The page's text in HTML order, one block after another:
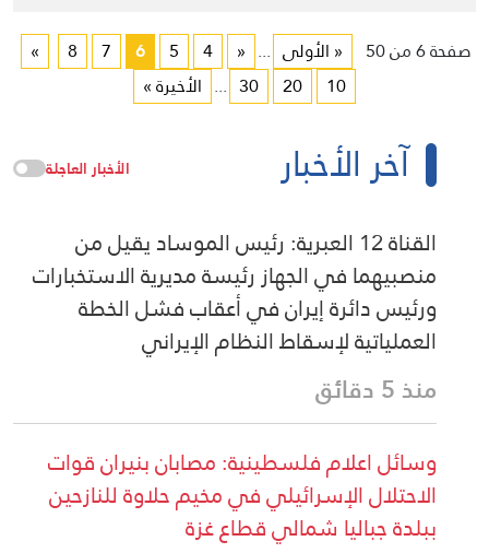
صفحة 6 من 50 « الأولى ...
«
4
5
6
7
8
»
10
20
30
... الأخيرة »
آخر الأخبار الأخبار العاجلة
القناة 12 العبرية: رئيس الموساد يقيل من
منصبيهما في الجهاز رئيسة مديرية الاستخبارات
ورئيس دائرة إيران في أعقاب فشل الخطة
العملياتية لإسقاط النظام الإيراني
منذ 5 دقائق
وسائل اعلام فلسطينية: مصابان بنيران قوات
الاحتلال الإسرائيلي في مخيم حلاوة للنازحين
ببلدة جباليا شمالي قطاع غزة